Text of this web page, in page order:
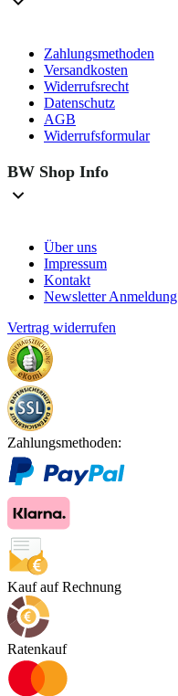
Zahlungsmethoden
Versandkosten
Widerrufsrecht
Datenschutz
AGB
Widerrufsformular
BW Shop Info
Über uns
Impressum
Kontakt
Newsletter Anmeldung
Vertrag widerrufen
Zahlungsmethoden:
Kauf auf Rechnung
Ratenkauf